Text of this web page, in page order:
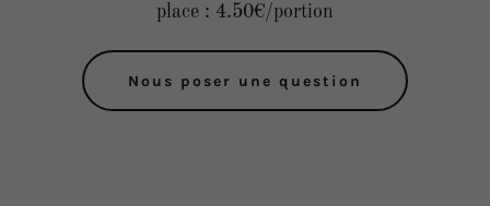
place : 4.50€/portion
Nous poser une question